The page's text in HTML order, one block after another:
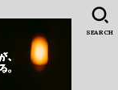
SEARCH